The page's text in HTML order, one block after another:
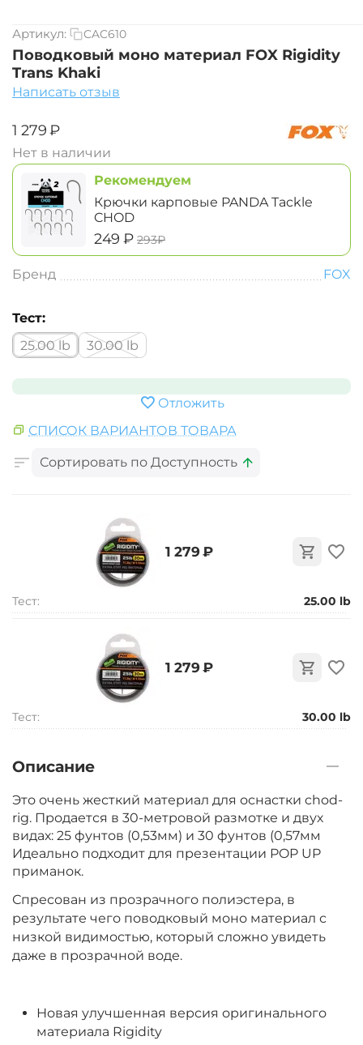
Артикул: CAC610
Поводковый моно материал FOX Rigidity
Trans Khaki
Написать отзыв
‍1 279‍₽
Нет в наличии
Рекомендуем
Крючки карповые PANDA Tackle
CHOD
‍249‍ ₽ ‍293‍₽
Бренд FOX
Тест:
25.00 lb
30.00 lb
Отложить
СПИСОК ВАРИАНТОВ ТОВАРА
Сортировать по Доступность
‍1 279‍ ₽
Тест: 25.00 lb
‍1 279‍ ₽
Тест: 30.00 lb
Описание
Это очень жесткий материал для оснастки chod-
rig. Продается в 30-метровой размотке и двух
видах: 25 фунтов (0,53мм) и 30 фунтов (0,57мм
Идеально подходит для презентации POP UP
приманок.
Спресован из прозрачного полиэстера, в
результате чего поводковый моно материал с
низкой видимостью, который сложно увидеть
даже в прозрачной воде.
Новая улучшенная версия оригинального
материала Rigidity